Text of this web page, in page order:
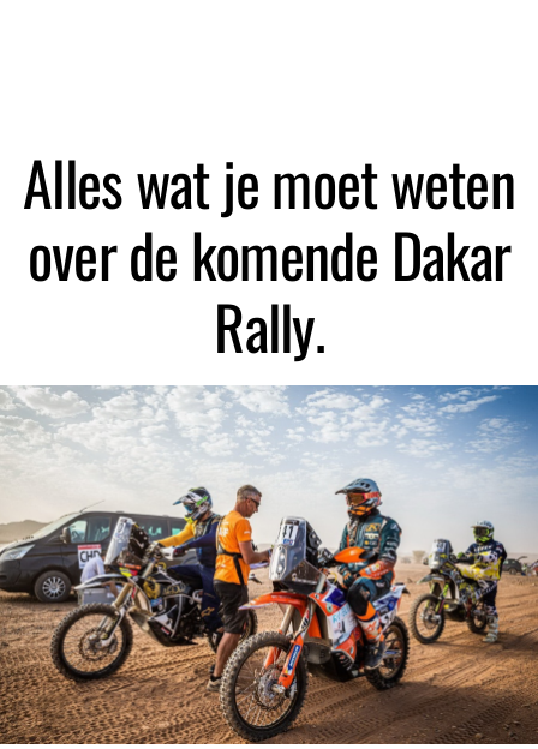
Alles wat je moet weten
over de komende Dakar
Rally.